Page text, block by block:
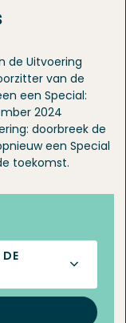
de Uitvoering
van de
een Special:
2024
doorbreek de
een Special
toekomst.